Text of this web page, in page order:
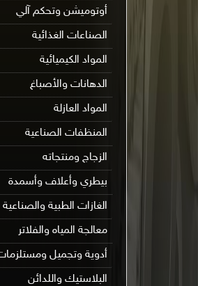
أوتوميشن وتحكم آلي
الصناعات الغذائية
المواد الكيميائية
الدهانات والأصباغ
المواد العازلة
المنظفات الصناعية
الزجاج ومنتجاته
بيطري وأعلاف وأسمدة
الغازات الطبية والصناعية
معالجة المياه والفلاتر
أدوية وتجميل
البلاستيك واللدائن